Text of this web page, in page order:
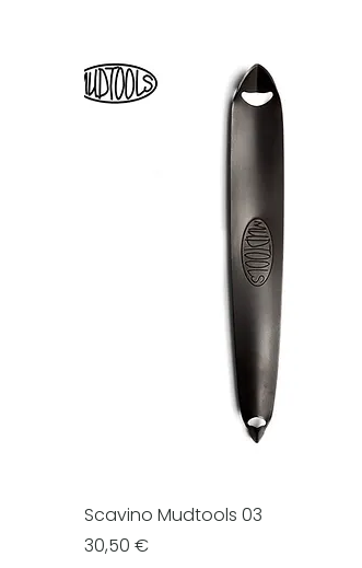
Scavino Mudtools 03
Prezzo
30,50 €